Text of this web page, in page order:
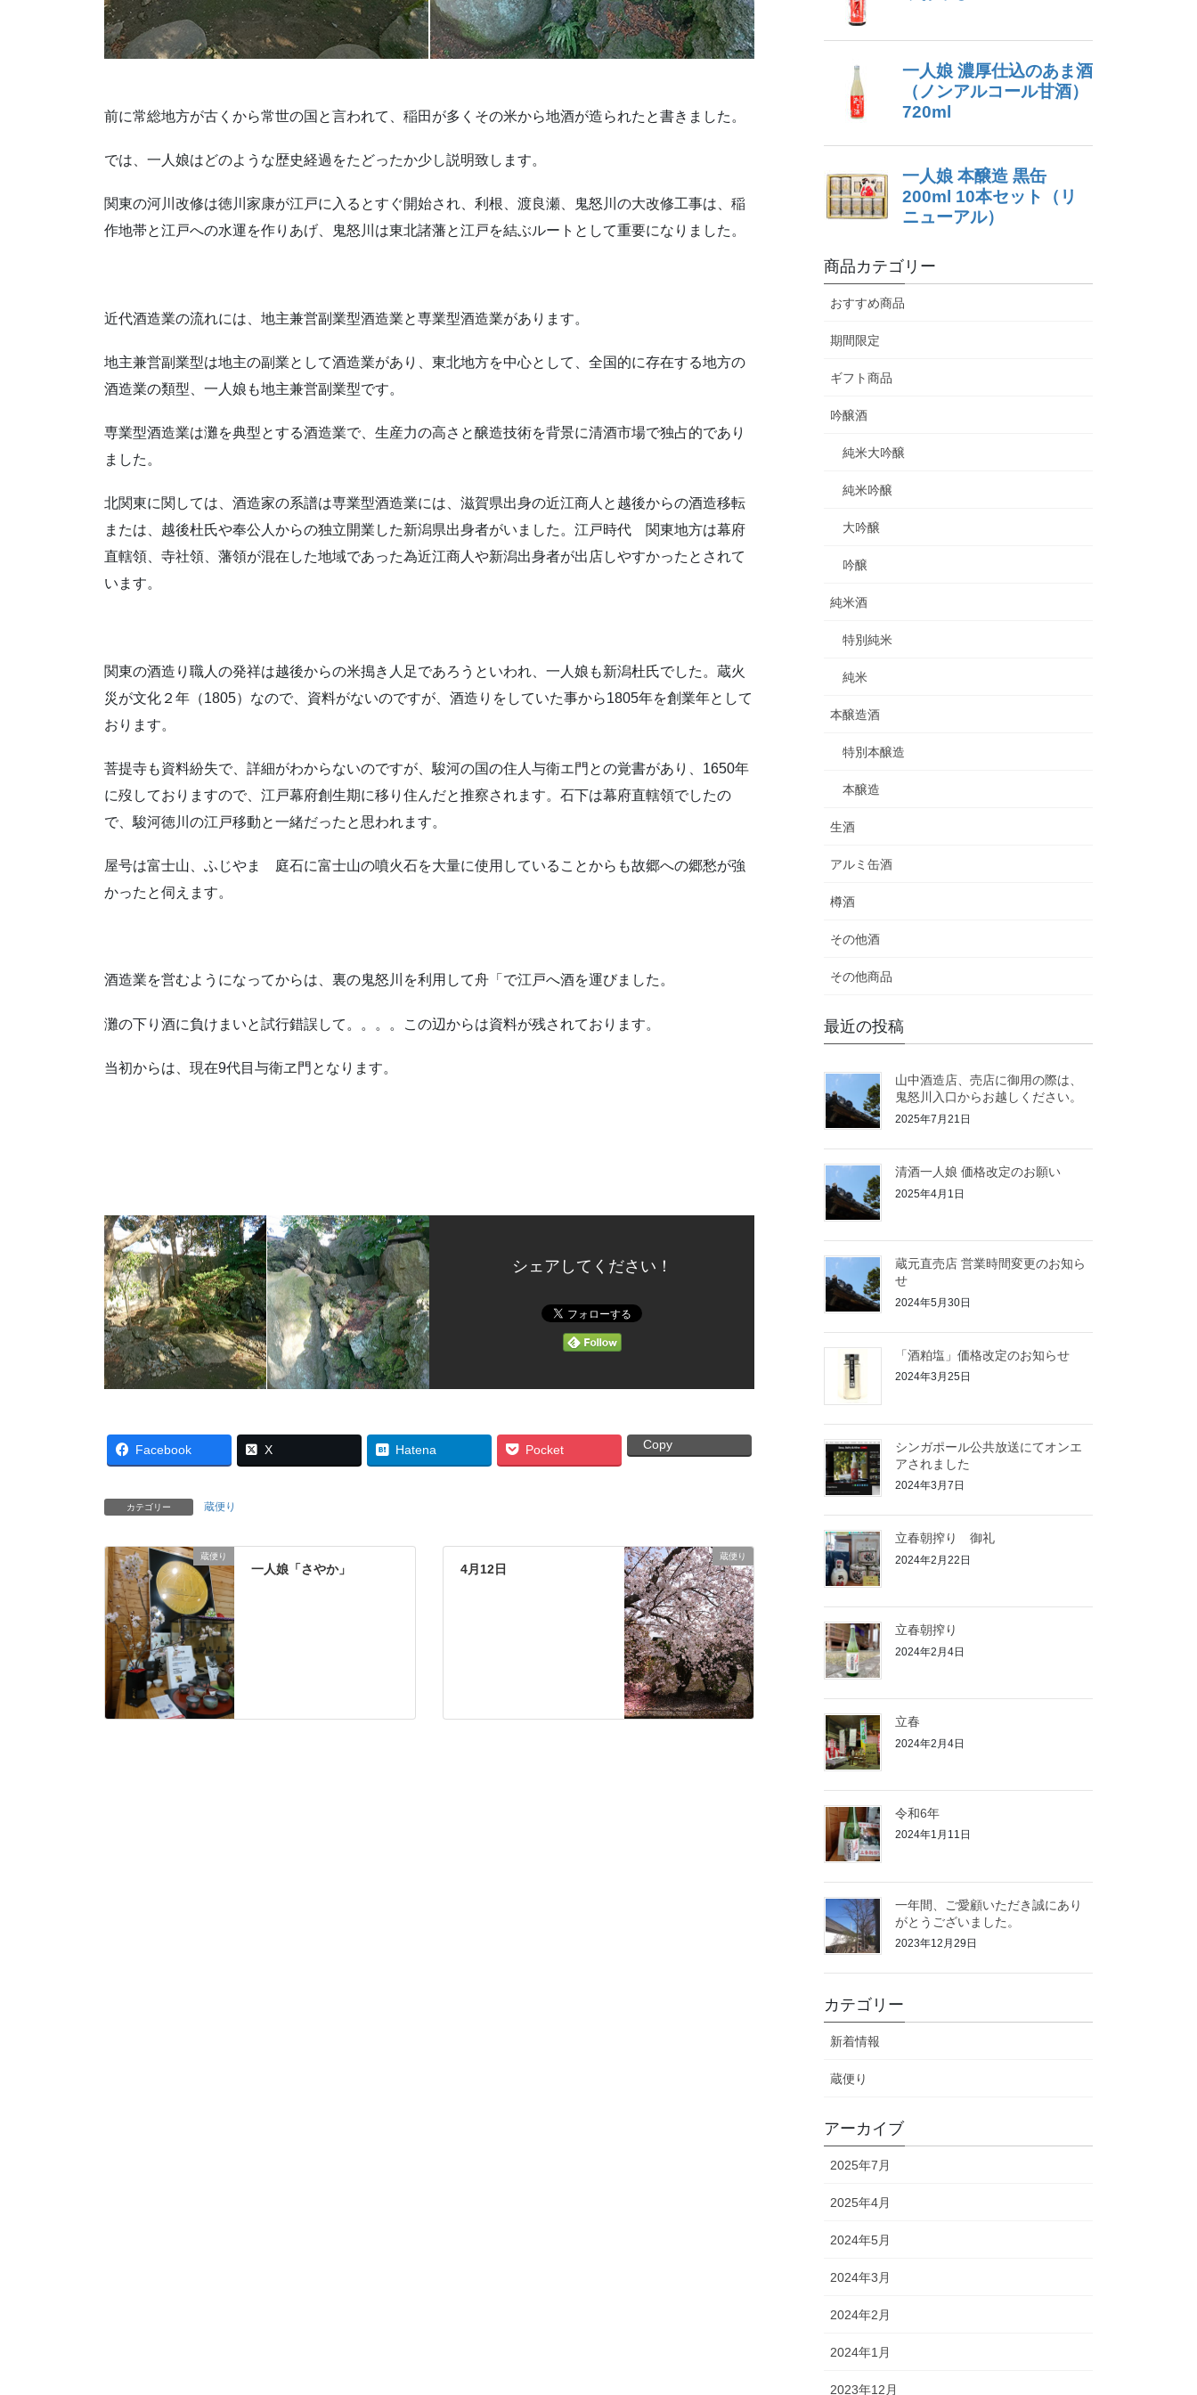
前に常総地方が古くから常世の国と言われて、稲田が多くその米から地酒が造られたと書きました。
では、一人娘はどのような歴史経過をたどったか少し説明致します。
関東の河川改修は徳川家康が江戸に入るとすぐ開始され、利根、渡良瀬、鬼怒川の大改修工事は、稲
作地帯と江戸への水運を作りあげ、鬼怒川は東北諸藩と江戸を結ぶルートとして重要になりました。
近代酒造業の流れには、地主兼営副業型酒造業と専業型酒造業があります。
地主兼営副業型は地主の副業として酒造業があり、東北地方を中心として、全国的に存在する地方の
酒造業の類型、一人娘も地主兼営副業型です。
専業型酒造業は灘を典型とする酒造業で、生産力の高さと醸造技術を背景に清酒市場で独占的であり
ました。
北関東に関しては、酒造家の系譜は専業型酒造業には、滋賀県出身の近江商人と越後からの酒造移転
または、越後杜氏や奉公人からの独立開業した新潟県出身者がいました。江戸時代 関東地方は幕府
直轄領、寺社領、藩領が混在した地域であった為近江商人や新潟出身者が出店しやすかったとされて
います。
関東の酒造り職人の発祥は越後からの米搗き人足であろうといわれ、一人娘も新潟杜氏でした。蔵火
災が文化２年（1805）なので、資料がないのですが、酒造りをしていた事から1805年を創業年として
おります。
菩提寺も資料紛失で、詳細がわからないのですが、駿河の国の住人与衛エ門との覚書があり、1650年
に歿しておりますので、江戸幕府創生期に移り住んだと推察されます。石下は幕府直轄領でしたの
で、駿河徳川の江戸移動と一緒だったと思われます。
屋号は富士山、ふじやま 庭石に富士山の噴火石を大量に使用していることからも故郷への郷愁が強
かったと伺えます。
酒造業を営むようになってからは、裏の鬼怒川を利用して舟「で江戸へ酒を運びました。
灘の下り酒に負けまいと試行錯誤して。。。。この辺からは資料が残されております。
当初からは、現在9代目与衛ヱ門となります。
シェアしてください！
Facebook X Hatena Pocket Copy
カテゴリー 蔵便り
蔵便り
一人娘「さやか」
蔵便り
4月12日
商品カテゴリー
おすすめ商品
期間限定
ギフト商品
吟醸酒
純米大吟醸
純米吟醸
大吟醸
吟醸
純米酒
特別純米
純米
本醸造酒
特別本醸造
本醸造
生酒
アルミ缶酒
樽酒
その他酒
その他商品
最近の投稿
山中酒造店、売店に御用の際は、
鬼怒川入口からお越しください。
2025年7月21日
清酒一人娘 価格改定のお願い
2025年4月1日
蔵元直売店 営業時間変更のお知ら
せ
2024年5月30日
「酒粕塩」価格改定のお知らせ
2024年3月25日
シンガポール公共放送にてオンエ
アされました
2024年3月7日
立春朝搾り 御礼
2024年2月22日
立春朝搾り
2024年2月4日
立春
2024年2月4日
令和6年
2024年1月11日
一年間、ご愛顧いただき誠にあり
がとうございました。
2023年12月29日
カテゴリー
新着情報
蔵便り
アーカイブ
2025年7月
2025年4月
2024年5月
2024年3月
2024年2月
2024年1月
2023年12月